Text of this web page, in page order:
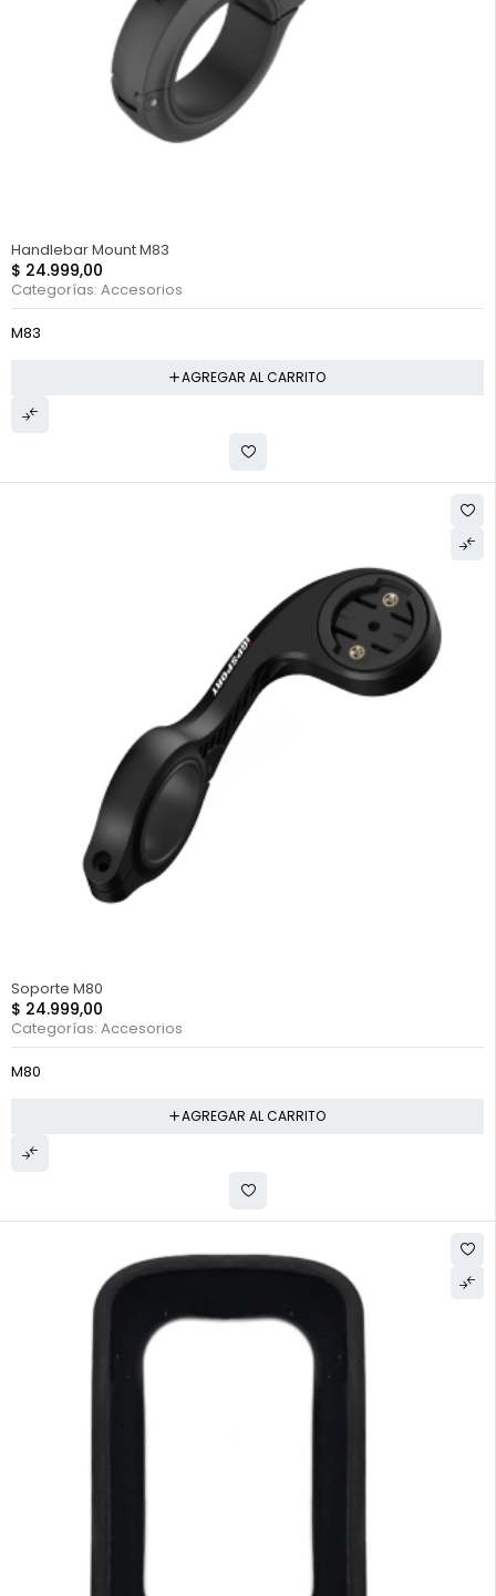
Handlebar Mount M83
$ 24.999,00
Categorías: Accesorios
M83
AGREGAR AL CARRITO
Soporte M80
$ 24.999,00
Categorías: Accesorios
M80
AGREGAR AL CARRITO